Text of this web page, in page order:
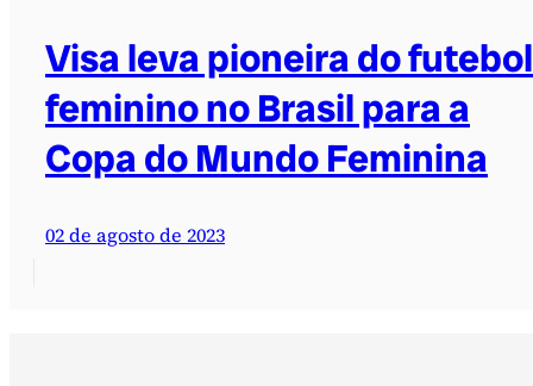
Visa leva pioneira do futebol
feminino no Brasil para a
Copa do Mundo Feminina
02 de agosto de 2023